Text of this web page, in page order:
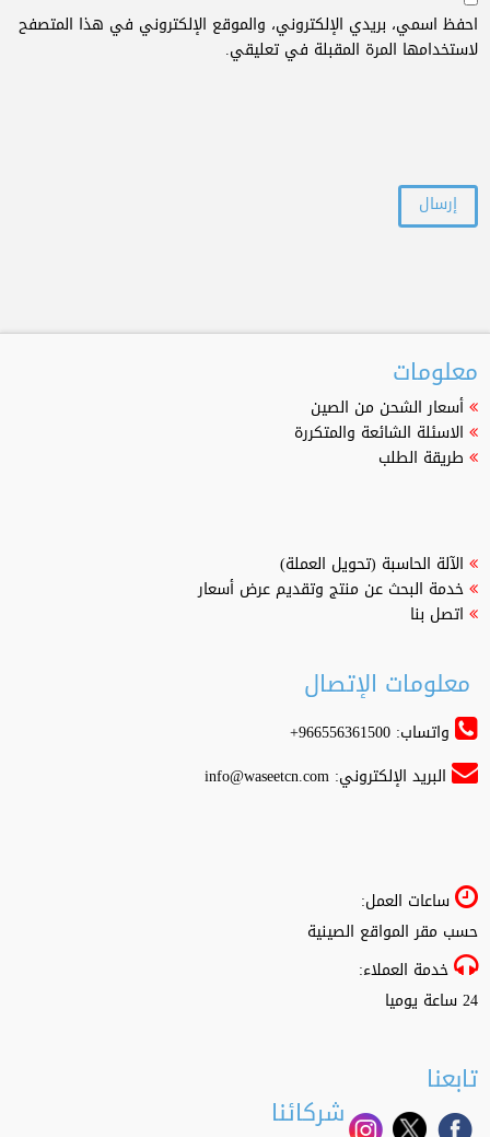
احفظ اسمي، بريدي الإلكتروني، والموقع الإلكتروني في هذا المتصفح
لاستخدامها المرة المقبلة في تعليقي.
معلومات
أسعار الشحن من الصين
الاسئلة الشائعة والمتكررة
طريقة الطلب
الآلة الحاسبة (تحويل العملة)
خدمة البحث عن منتج وتقديم عرض أسعار
اتصل بنا
معلومات الإتصال
واتساب: 966556361500+
البريد الإلكتروني:info@waseetcn.com
ساعات العمل:
حسب مقر المواقع الصينية
خدمة العملاء:
24 ساعة يوميا
تابعنا
شركائنا